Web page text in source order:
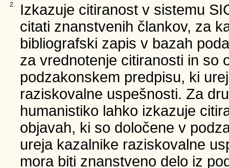
2.
Izkazuje citiranost v sistemu
citati znanstvenih člankov, za
bibliografski zapis v bazah
za vrednotenje citiranosti in so
podzakonskem predpisu, ki
raziskovalne uspešnosti. Za
humanistiko lahko izkazuje
objavah, ki so določene v
ureja kazalnike raziskovalne
mora biti znanstveno delo iz